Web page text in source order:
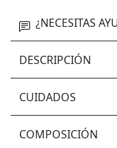
¿NECESITAS
DESCRIPCIÓN
CUIDADOS
COMPOSICIÓN